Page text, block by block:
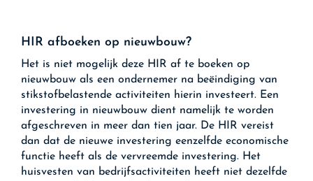
HIR afboeken op nieuwbouw?
Het is niet mogelijk deze HIR af te boeken op
nieuwbouw als een ondernemer na beëindiging van
stikstofbelastende activiteiten hierin investeert. Een
investering in nieuwbouw dient namelijk te worden
afgeschreven in meer dan tien jaar. De HIR vereist
dan dat de nieuwe investering eenzelfde economische
functie heeft als de vervreemde investering. Het
huisvesten van bedrijfsactiviteiten heeft niet dezelfde